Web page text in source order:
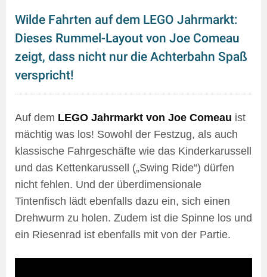
Wilde Fahrten auf dem LEGO Jahrmarkt:
Dieses Rummel-Layout von Joe Comeau
zeigt, dass nicht nur die Achterbahn Spaß
verspricht!
Auf dem LEGO Jahrmarkt von Joe Comeau ist
mächtig was los! Sowohl der Festzug, als auch
klassische Fahrgeschäfte wie das Kinderkarussell
und das Kettenkarussell („Swing Ride“) dürfen
nicht fehlen. Und der überdimensionale
Tintenfisch lädt ebenfalls dazu ein, sich einen
Drehwurm zu holen. Zudem ist die Spinne los und
ein Riesenrad ist ebenfalls mit von der Partie.